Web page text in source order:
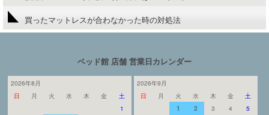
買ったマットレスが合わなかった時の対処法
ベッド館 店舗 営業日カレンダー
2026年8月
日
月 火 水 木 金
土
1
2026年9月
日
月 火 水 木 金
土
1
2 3 4
5